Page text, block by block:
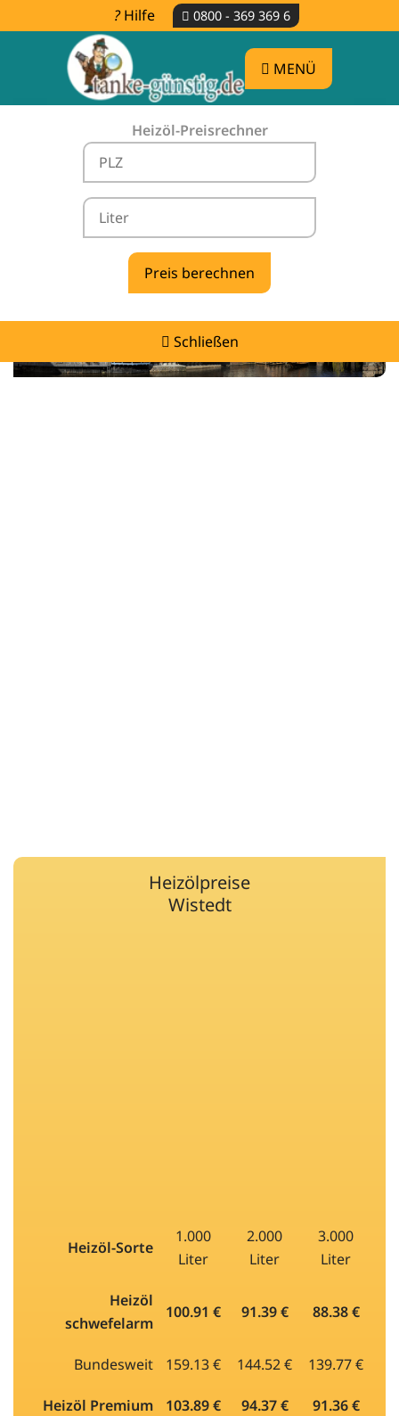
Hilfe 0800 - 369 369 6
MENÜ
Heizöl-Preisrechner
Schließen
Heizölpreise Wistedt -
vergleichen & günstig tanken
Heizölpreise
Wistedt
Heizöl-Sorte
1.000
Liter
2.000
Liter
3.000
Liter
Heizöl
schwefelarm
100.91 € 91.39 € 88.38 €
Bundesweit 159.13 € 144.52 € 139.77 €
Heizöl Premium 103.89 € 94.37 € 91.36 €